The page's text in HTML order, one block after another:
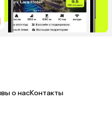
о насКонтакты